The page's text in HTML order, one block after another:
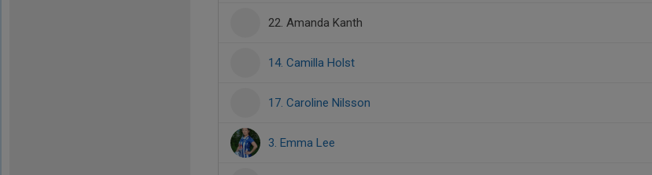
22. Amanda Kanth
14. Camilla Holst
17. Caroline Nilsson
3. Emma Lee